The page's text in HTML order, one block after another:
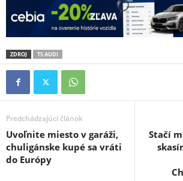
ZDROJ TS AUDI
Predchádzajúci článok
Uvoľnite miesto v garáži,
chuligánske kupé sa vráti
do Európy
Stačí